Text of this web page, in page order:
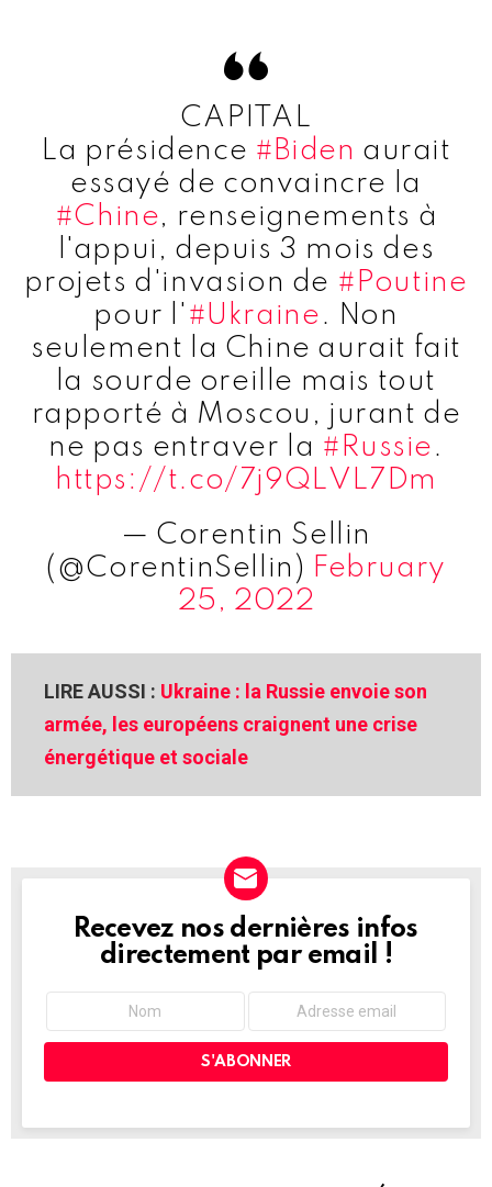
CAPITAL
La présidence #Biden aurait
essayé de convaincre la
#Chine, renseignements à
l'appui, depuis 3 mois des
projets d'invasion de #Poutine
pour l' #Ukraine. Non
seulement la Chine aurait fait
la sourde oreille mais tout
rapporté à Moscou, jurant de
ne pas entraver la #Russie.
https://t.co/7j9QLVL7Dm
— Corentin Sellin
(@CorentinSellin) February
25, 2022
LIRE AUSSI : Ukraine : la Russie envoie son
armée, les européens craignent une crise
énergétique et sociale
NEWSLETTER
Recevez nos dernières infos
directement par email !